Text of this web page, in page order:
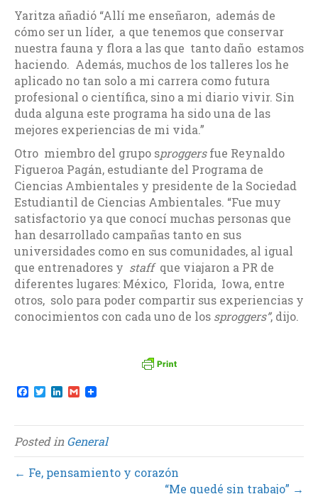
Yaritza añadió “Allí me enseñaron, además de
cómo ser un líder, a que tenemos que conservar
nuestra fauna y flora a las que tanto daño estamos
haciendo. Además, muchos de los talleres los he
aplicado no tan solo a mi carrera como futura
profesional o científica, sino a mi diario vivir. Sin
duda alguna este programa ha sido una de las
mejores experiencias de mi vida.”
Otro miembro del grupo sproggersfue Reynaldo
Figueroa Pagán, estudiante del Programa de
Ciencias Ambientales y presidente de la Sociedad
Estudiantil de Ciencias Ambientales. “Fue muy
satisfactorio ya que conocí muchas personas que
han desarrollado campañas tanto en sus
universidades como en sus comunidades, al igual
que entrenadores y staffque viajaron a PR de
diferentes lugares: México, Florida, Iowa, entre
otros, solo para poder compartir sus experiencias y
conocimientos con cada uno de los sproggers”, dijo.
F
e
b
o
o
k
T
t
t
e
r
L
k
e
d
I
n
G
i
l
Posted inGeneral
← Fe, pensamiento y corazón
“Me quedé sin trabajo” →